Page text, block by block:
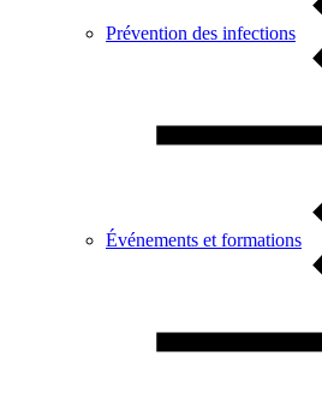
Prévention des infections
Événements et formations